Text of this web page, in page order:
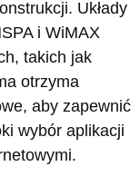
Układy
i WiMAX
takich jak
otrzyma
aby zapewnić
wybór aplikacji